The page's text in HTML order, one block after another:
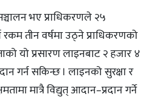
भए प्राधिकरणले २५
रकम तीन वर्षमा उठ्ने प्राधिकरणको
यो प्रसारण लाइनबाट २ हजार ४
गर्न सकिन्छ । लाइनको सुरक्षा र
मात्रै विद्युत् आदान–प्रदान गर्ने